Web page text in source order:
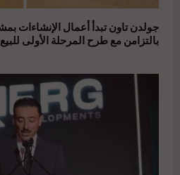
بالتزامن مع طرح المرحلة الأولى للبيع